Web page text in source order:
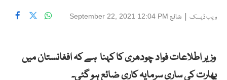
ویب ڈیسک | شائع September 22, 2021 12:04 PM
وزیر اطلاعات فواد چودھری کا کہنا ہے کہ افغانستان میں
بھارت کی ساری سرمایہ کاری ضائع ہو گئی۔